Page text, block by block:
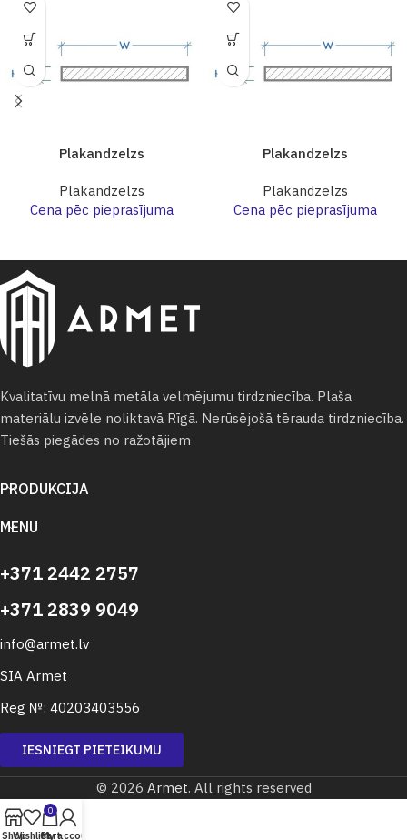
Plakandzelzs
Plakandzelzs
Cena pēc pieprasījuma
Plakandzelzs
Plakandzelzs
Cena pēc pieprasījuma
Kvalitatīvu melnā metāla velmējumu tirdzniecība. Plaša
materiālu izvēle noliktavā Rīgā. Nerūsējošā tērauda tirdzniecība.
Tiešās piegādes no ražotājiem
PRODUKCIJA
MENU
+371 2442 2757
+371 2839 9049
info@armet.lv
SIA Armet
Reg №: 40203403556
IESNIEGT PIETEIKUMU
© 2026 Armet. All rights reserved
ShopWishlist
0
Cart
My account